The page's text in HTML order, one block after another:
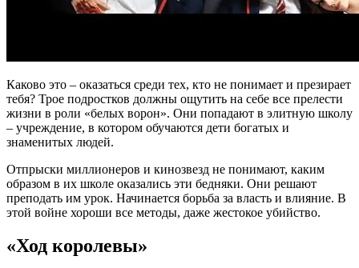
Каково это – оказаться среди тех, кто не понимает и презирает
тебя? Трое подростков должны ощутить на себе все прелести
жизни в роли «белых ворон». Они попадают в элитную школу
– учреждение, в котором обучаются дети богатых и
знаменитых людей.
Отпрыски миллионеров и кинозвезд не понимают, каким
образом в их школе оказались эти бедняки. Они решают
преподать им урок. Начинается борьба за власть и влияние. В
этой войне хороши все методы, даже жестокое убийство.
«Ход королевы»